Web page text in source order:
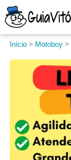
Início > Motoboy >